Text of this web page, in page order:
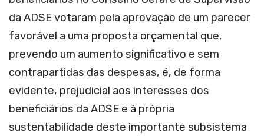
da ADSE votaram pela aprovação de um parecer
favorável a uma proposta orçamental que,
prevendo um aumento significativo e sem
contrapartidas das despesas, é, de forma
evidente, prejudicial aos interesses dos
beneficiários da ADSE e à própria
sustentabilidade deste importante subsistema